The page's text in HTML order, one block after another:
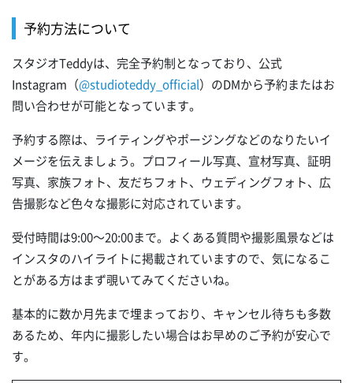
予約方法について
スタジオTeddyは、完全予約制となっており、公式
Instagram（@studioteddy_official）のDMから予約またはお
問い合わせが可能となっています。
予約する際は、ライティングやポージングなどのなりたいイ
メージを伝えましょう。プロフィール写真、宣材写真、証明
写真、家族フォト、友だちフォト、ウェディングフォト、広
告撮影など色々な撮影に対応されています。
受付時間は9:00～20:00まで。よくある質問や撮影風景などは
インスタのハイライトに掲載されていますので、気になるこ
とがある方はまず覗いてみてくださいね。
基本的に数か月先まで埋まっており、キャンセル待ちも多数
あるため、年内に撮影したい場合はお早めのご予約が安心で
す。